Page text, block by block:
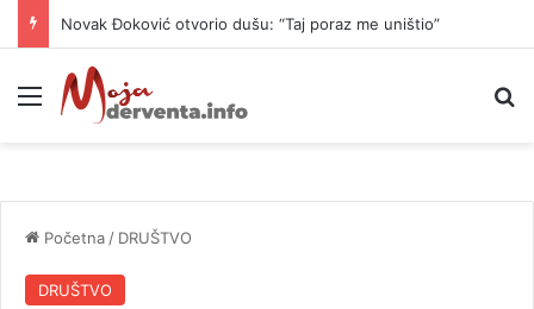
Novak Đoković otvorio dušu: “Taj poraz me uništio”
Meni
Početna / DRUŠTVO
DRUŠTVO